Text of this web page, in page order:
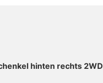
hinten rechts 2WD